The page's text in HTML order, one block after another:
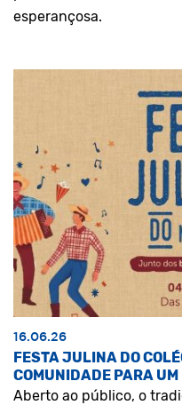
esperançosa.
16.06.26
FESTA JULINA DO
COMUNIDADE PARA
Aberto ao público, o